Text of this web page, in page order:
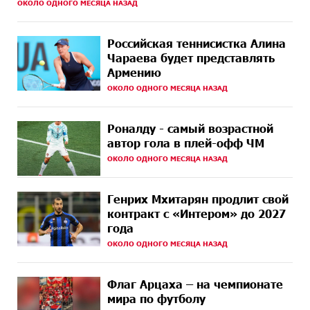
11 ДНЕЙ
НАЗАД
Платформа Rate.Trading на Seaside Startup Summit:
IDBank представил инновационное решение
13 ДНЕЙ
НАЗАД
Пашинян ты упустил свой шанс уйти спокойно.
Аршак Карапетян
13 ДНЕЙ
НАЗАД
Обновленный Центр продаж и обслуживания Ucom
открылся по адресу ул. Шаумяна, 24/2 в Арарате
13 ДНЕЙ
НАЗАД
Никогда Нагорный Карабах не был в составе
независимого Азербайджана. Аршак Карапетян
16 ДНЕЙ
НАЗАД
Бывший премьер-министр Словакии обратился к
президенту страны с просьбой содействовать
освобождению армянских заключенных,
ОКОЛО ОДНОГО МЕСЯЦА НАЗАД
Российская теннисистка Алина
Чараева будет представлять
Армению
ОКОЛО ОДНОГО МЕСЯЦА НАЗАД
Роналду - самый возрастной
автор гола в плей-офф ЧМ
ОКОЛО ОДНОГО МЕСЯЦА НАЗАД
Генрих Мхитарян продлит свой
контракт с «Интером» до 2027
года
ОКОЛО ОДНОГО МЕСЯЦА НАЗАД
Флаг Арцаха – на чемпионате
мира по футболу